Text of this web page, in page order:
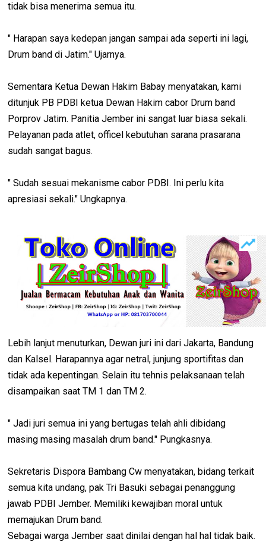
tidak bisa menerima semua itu.
" Harapan saya kedepan jangan sampai ada seperti ini lagi,
Drum band di Jatim." Ujarnya.
Sementara Ketua Dewan Hakim Babay menyatakan, kami
ditunjuk PB PDBI ketua Dewan Hakim cabor Drum band
Porprov Jatim. Panitia Jember ini sangat luar biasa sekali.
Pelayanan pada atlet, officel kebutuhan sarana prasarana
sudah sangat bagus.
" Sudah sesuai mekanisme cabor PDBI. Ini perlu kita
apresiasi sekali." Ungkapnya.
Lebih lanjut menuturkan, Dewan juri ini dari Jakarta, Bandung
dan Kalsel. Harapannya agar netral, junjung sportifitas dan
tidak ada kepentingan. Selain itu tehnis pelaksanaan telah
disampaikan saat TM 1 dan TM 2.
" Jadi juri semua ini yang bertugas telah ahli dibidang
masing masing masalah drum band." Pungkasnya.
Sekretaris Dispora Bambang Cw menyatakan, bidang terkait
semua kita undang, pak Tri Basuki sebagai penanggung
jawab PDBI Jember. Memiliki kewajiban moral untuk
memajukan Drum band.
Sebagai warga Jember saat dinilai dengan hal hal tidak baik.